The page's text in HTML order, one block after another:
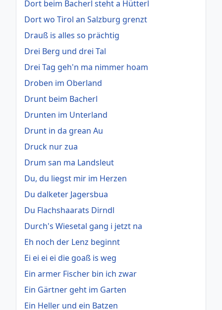
Dort beim Bacherl steht a Hütterl
Dort wo Tirol an Salzburg grenzt
Drauß is alles so prächtig
Drei Berg und drei Tal
Drei Tag geh'n ma nimmer hoam
Droben im Oberland
Drunt beim Bacherl
Drunten im Unterland
Drunt in da grean Au
Druck nur zua
Drum san ma Landsleut
Du, du liegst mir im Herzen
Du dalketer Jagersbua
Du Flachshaarats Dirndl
Durch's Wiesetal gang i jetzt na
Eh noch der Lenz beginnt
Ei ei ei ei die goaß is weg
Ein armer Fischer bin ich zwar
Ein Gärtner geht im Garten
Ein Heller und ein Batzen